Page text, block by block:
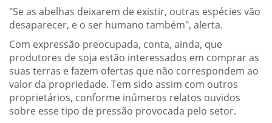
"Se as abelhas deixarem de existir, outras espécies vão
desaparecer, e o ser humano também", alerta.
Com expressão preocupada, conta, ainda, que
produtores de soja estão interessados em comprar as
suas terras e fazem ofertas que não correspondem ao
valor da propriedade. Tem sido assim com outros
proprietários, conforme inúmeros relatos ouvidos
sobre esse tipo de pressão provocada pelo setor.